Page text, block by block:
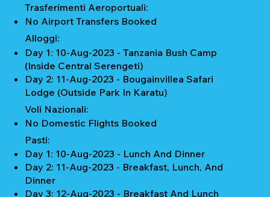
Trasferimenti Aeroportuali:
No Airport Transfers Booked
Alloggi:
Day 1: 10-Aug-2023 - Tanzania Bush Camp
(Inside Central Serengeti)
Day 2: 11-Aug-2023 - Bougainvillea Safari
Lodge (Outside Park In Karatu)
Voli Nazionali:
No Domestic Flights Booked
Pasti:
Day 1: 10-Aug-2023 - Lunch And Dinner
Day 2: 11-Aug-2023 - Breakfast, Lunch, And
Dinner
Day 3: 12-Aug-2023 - Breakfast And Lunch